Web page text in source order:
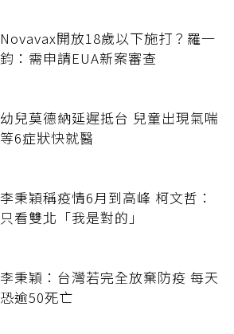
Novavax開放18歲以下施打？羅一
鈞：需申請EUA新案審查
幼兒莫德納延遲抵台 兒童出現氣喘
等6症狀快就醫
李秉穎稱疫情6月到高峰 柯文哲：
只看雙北「我是對的」
李秉穎：台灣若完全放棄防疫 每天
恐逾50死亡